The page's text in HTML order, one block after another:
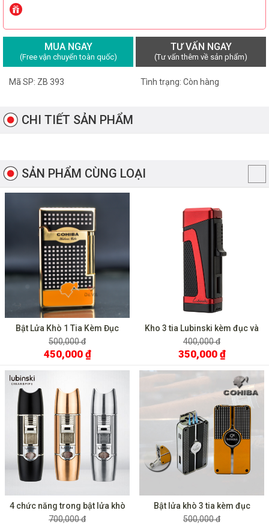
MUA NGAY
(Free vận chuyển toàn quốc)
TƯ VẤN NGAY
(Tư vấn thêm về sản phẩm)
Mã SP: ZB 393 Tình trạng: Còn hàng
CHI TIẾT SẢN PHẨM
SẢN PHẨM CÙNG LOẠI
Bật Lửa Khò 1 Tia Kèm Đục
Cohiba Đánh Đá Ngang COB
500,000 đ
450,000 ₫
Kho 3 tia Lubinski kèm đục và
gạt kệ YJA 10019
400,000 đ
350,000 ₫
4 chức năng trong bật lửa khò
Lubinski YJA 10022
700,000 đ
Bật lửa khò 3 tia kèm đục
Cohiba COB 58
500,000 đ